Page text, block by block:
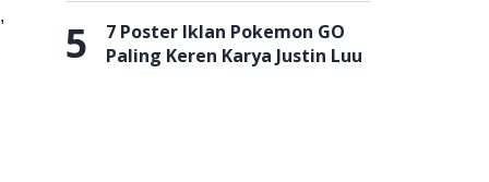
5
7 Poster Iklan Pokemon GO
Paling Keren Karya Justin Luu